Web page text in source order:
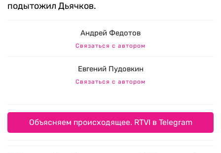
подытожил Дьячков.
Андрей Федотов
Связаться с автором
Евгений Пудовкин
Связаться с автором
Объясняем происходящее. RTVI в Telegram